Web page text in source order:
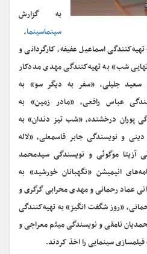
به گزارش
سینماسینما،
اسماعیل عفیفه، کارگردانی و
شب» به تهیه‌کنندگی مهدی مددکار
سعید جلیلی، «سفر به دیگر سو» به
عباس رافعی، «مادر زمین» به
پوران درخشنده، «شب تیز دندان» به
و نویسندگی جابر قاسمعلی، «لاله
آزیتا موگوئی و نویسندگی سیدمحمد
انیمیشن «نگهبانان خورشید» به
عماد رحمانی و مهدی محرابی گرگری و
«روز شگفت انگیز» به تهیه‌کنندگی
نامقی و نویسندگی میثم معراجی و
سینمایی را اخذ کردند.